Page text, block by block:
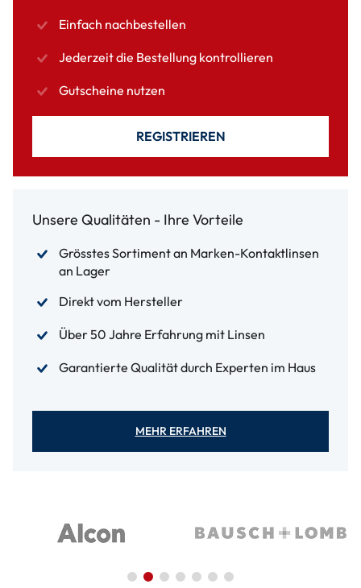
Einfach nachbestellen
Jederzeit die Bestellung kontrollieren
Gutscheine nutzen
REGISTRIEREN
Unsere Qualitäten - Ihre Vorteile
Grösstes Sortiment an Marken-Kontaktlinsen
an Lager
Direkt vom Hersteller
Über 50 Jahre Erfahrung mit Linsen
Garantierte Qualität durch Experten im Haus
MEHR ERFAHREN